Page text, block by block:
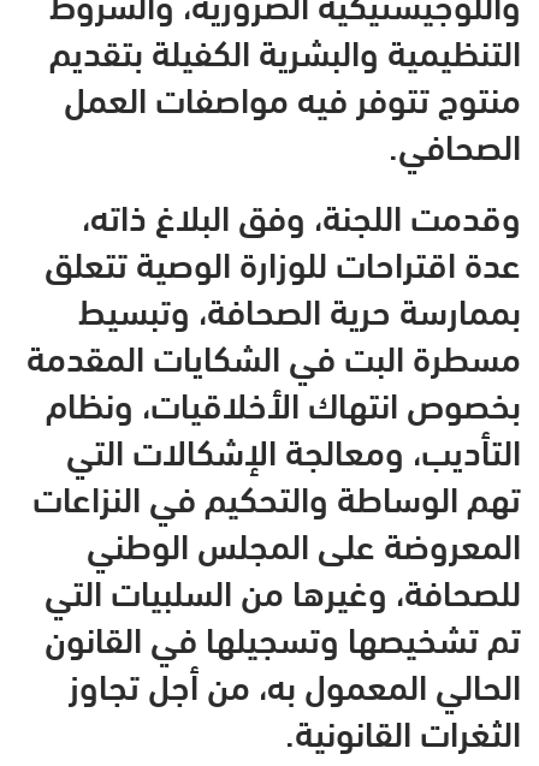
التنظيمية والبشرية الكفيلة بتقديم
منتوج تتوفر فيه مواصفات العمل
الصحافي.
وقدمت اللجنة، وفق البلاغ ذاته،
عدة اقتراحات للوزارة الوصية تتعلق
بممارسة حرية الصحافة، وتبسيط
مسطرة البت في الشكايات المقدمة
بخصوص انتهاك الأخلاقيات، ونظام
التأديب، ومعالجة الإشكالات التي
تهم الوساطة والتحكيم في النزاعات
المعروضة على المجلس الوطني
للصحافة، وغيرها من السلبيات التي
تم تشخيصها وتسجيلها في القانون
الحالي المعمول به، من أجل تجاوز
الثغرات القانونية.